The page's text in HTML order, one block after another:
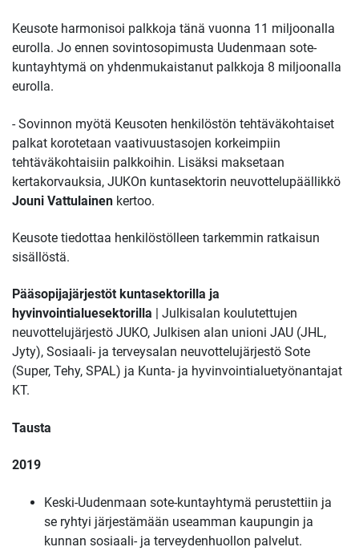
Keusote harmonisoi palkkoja tänä vuonna 11 miljoonalla
eurolla. Jo ennen sovintosopimusta Uudenmaan sote-
kuntayhtymä on yhdenmukaistanut palkkoja 8 miljoonalla
eurolla.
- Sovinnon myötä Keusoten henkilöstön tehtäväkohtaiset
palkat korotetaan vaativuustasojen korkeimpiin
tehtäväkohtaisiin palkkoihin. Lisäksi maksetaan
kertakorvauksia, JUKOn kuntasektorin neuvottelupäällikkö
Jouni Vattulainen kertoo.
Keusote tiedottaa henkilöstölleen tarkemmin ratkaisun
sisällöstä.
Pääsopijajärjestöt kuntasektorilla ja
hyvinvointialuesektorilla | Julkisalan koulutettujen
neuvottelujärjestö JUKO, Julkisen alan unioni JAU (JHL,
Jyty), Sosiaali- ja terveysalan neuvottelujärjestö Sote
(Super, Tehy, SPAL) ja Kunta- ja hyvinvointialuetyönantajat
KT.
Tausta
2019
Keski-Uudenmaan sote-kuntayhtymä perustettiin ja
se ryhtyi järjestämään useamman kaupungin ja
kunnan sosiaali- ja terveydenhuollon palvelut.